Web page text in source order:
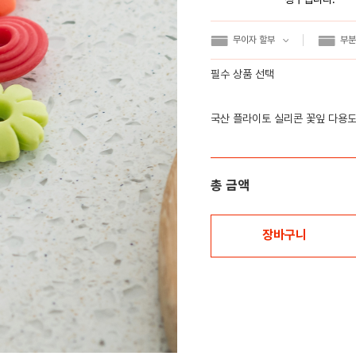
무이자 할부 부
필수 상품 선택
국산 플라이토 실리콘 꽃잎 다용
총 금액
장바구니